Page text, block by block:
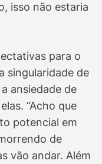
isso não estaria
para o
singularidade de
ansiedade de
“Acho que
potencial em
de
vão andar. Além